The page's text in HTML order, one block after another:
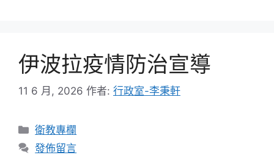
伊波拉疫情防治宣導
11 6 月, 2026 作者: 行政室-李秉軒
分
類
衛教專欄
發佈留言